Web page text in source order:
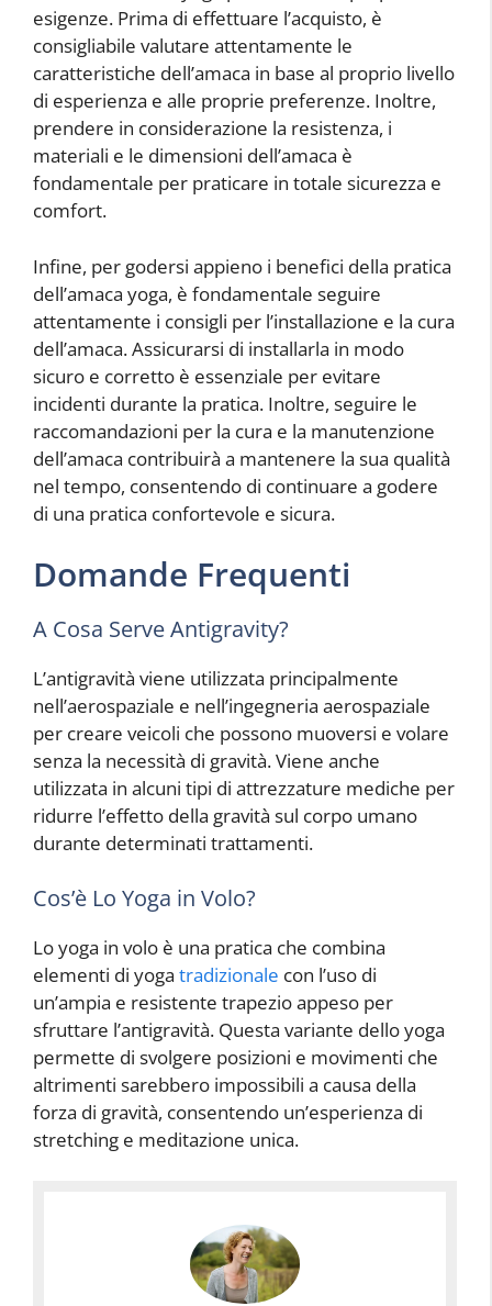
esigenze. Prima di effettuare l’acquisto, è
consigliabile valutare attentamente le
caratteristiche dell’amaca in base al proprio livello
di esperienza e alle proprie preferenze. Inoltre,
prendere in considerazione la resistenza, i
materiali e le dimensioni dell’amaca è
fondamentale per praticare in totale sicurezza e
comfort.
Infine, per godersi appieno i benefici della pratica
dell’amaca yoga, è fondamentale seguire
attentamente i consigli per l’installazione e la cura
dell’amaca. Assicurarsi di installarla in modo
sicuro e corretto è essenziale per evitare
incidenti durante la pratica. Inoltre, seguire le
raccomandazioni per la cura e la manutenzione
dell’amaca contribuirà a mantenere la sua qualità
nel tempo, consentendo di continuare a godere
di una pratica confortevole e sicura.
Domande Frequenti
A Cosa Serve Antigravity?
L’antigravità viene utilizzata principalmente
nell’aerospaziale e nell’ingegneria aerospaziale
per creare veicoli che possono muoversi e volare
senza la necessità di gravità. Viene anche
utilizzata in alcuni tipi di attrezzature mediche per
ridurre l’effetto della gravità sul corpo umano
durante determinati trattamenti.
Cos’è Lo Yoga in Volo?
Lo yoga in volo è una pratica che combina
elementi di yoga tradizionale con l’uso di
un’ampia e resistente trapezio appeso per
sfruttare l’antigravità. Questa variante dello yoga
permette di svolgere posizioni e movimenti che
altrimenti sarebbero impossibili a causa della
forza di gravità, consentendo un’esperienza di
stretching e meditazione unica.